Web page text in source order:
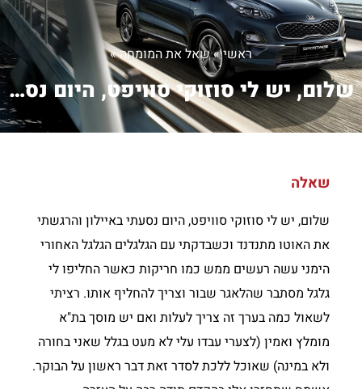
ראשי»שאל את המומחה»
שלום, יש לי סוזוקי סוויפט, היום נסעתי...
שאלה
שלום, יש לי סוזוקי סוויפט, היום נסעתי באיילון והרגשתי
את האוטו מתנדנד וכשבדקתי עם הגלגלים הגלגל האחורי
הימני עשה רעשים ממש כמו חריקות כאשר החליפו לי
גלגל מסתבר שהלאגר שבור וצריך להחליף אותו. רציתי
לשאול כמה בערך זה צריך לעלות ואם יש מוסך בת"א
מומלץ ואמין (לצערי עבדו עלי לא מעט בגלל שאני בחורה
ולא במינה) שאוכל ללכת לסדר זאת דבר ראשון על הבוקר.